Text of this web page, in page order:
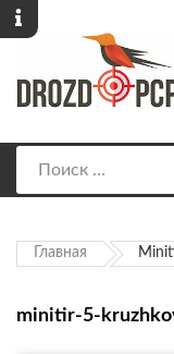
Главная
minitir-5-